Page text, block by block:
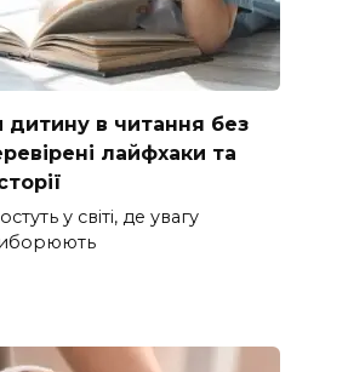
дитину в читання без
лайфхаки та
у світі, де увагу